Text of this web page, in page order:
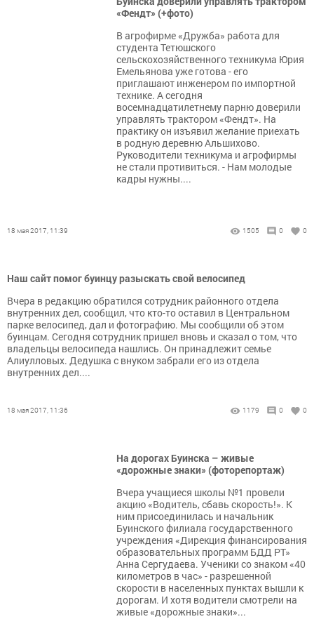
«Фендт» (+фото)
В агрофирме «Дружба» работа для
студента Тетюшского
сельскохозяйственного техникума Юрия
Емельянова уже готова - его
приглашают инженером по импортной
технике. А сегодня
восемнадцатилетнему парню доверили
управлять трактором «Фендт». На
практику он изъявил желание приехать
в родную деревню Альшихово.
Руководители техникума и агрофирмы
не стали противиться. - Нам молодые
кадры нужны....
18 мая 2017, 11:39 1505 0 0
Наш сайт помог буинцу разыскать свой велосипед
Вчера в редакцию обратился сотрудник районного отдела
внутренних дел, сообщил, что кто-то оставил в Центральном
парке велосипед, дал и фотографию. Мы сообщили об этом
буинцам. Сегодня сотрудник пришел вновь и сказал о том, что
владельцы велосипеда нашлись. Он принадлежит семье
Алиулловых. Дедушка с внуком забрали его из отдела
внутренних дел....
18 мая 2017, 11:36 1179 0 0
На дорогах Буинска – живые
«дорожные знаки» (фоторепортаж)
Вчера учащиеся школы №1 провели
акцию «Водитель, сбавь скорость!». К
ним присоединилась и начальник
Буинского филиала государственного
учреждения «Дирекция финансирования
образовательных программ БДД РТ»
Анна Сергудаева. Ученики со знаком «40
километров в час» - разрешенной
скорости в населенных пунктах вышли к
дорогам. И хотя водители смотрели на
живые «дорожные знаки»...